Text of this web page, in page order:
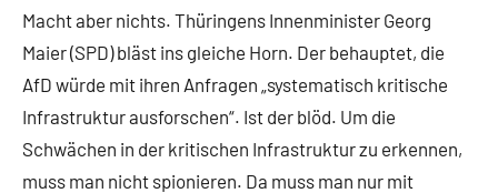
Macht aber nichts. Thüringens Innenminister Georg
Maier (SPD) bläst ins gleiche Horn. Der behauptet, die
AfD würde mit ihren Anfragen „systematisch kritische
Infrastruktur ausforschen“. Ist der blöd. Um die
Schwächen in der kritischen Infrastruktur zu erkennen,
muss man nicht spionieren. Da muss man nur mit